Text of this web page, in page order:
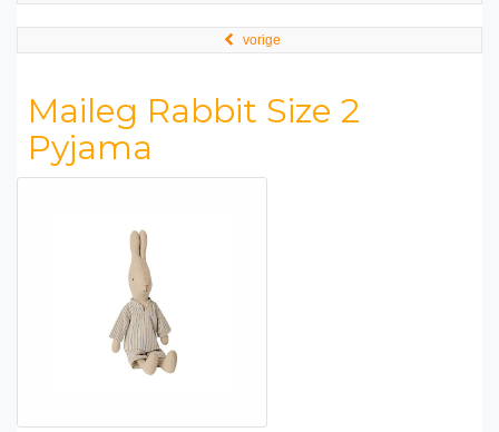
vorige
Maileg Rabbit Size 2
Pyjama